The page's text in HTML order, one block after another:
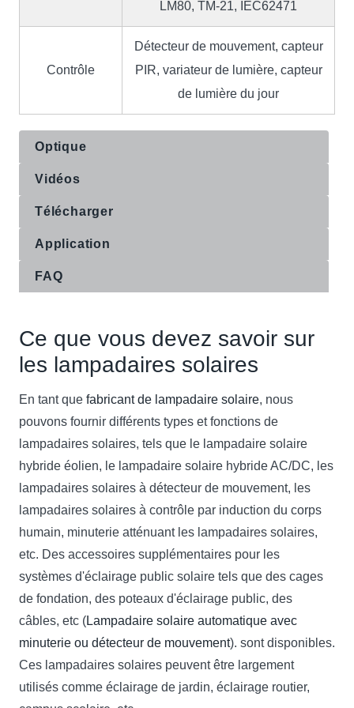
LM80, TM-21, IEC62471
Contrôle
Détecteur de mouvement, capteur
PIR, variateur de lumière, capteur
de lumière du jour
Optique
Vidéos
Télécharger
Application
FAQ
Ce que vous devez savoir sur
les lampadaires solaires
En tant que fabricant de lampadaire solaire, nous
pouvons fournir différents types et fonctions de
lampadaires solaires, tels que le lampadaire solaire
hybride éolien, le lampadaire solaire hybride AC/DC, les
lampadaires solaires à détecteur de mouvement, les
lampadaires solaires à contrôle par induction du corps
humain, minuterie atténuant les lampadaires solaires,
etc. Des accessoires supplémentaires pour les
systèmes d'éclairage public solaire tels que des cages
de fondation, des poteaux d'éclairage public, des
câbles, etc (Lampadaire solaire automatique avec
minuterie ou détecteur de mouvement). sont disponibles.
Ces lampadaires solaires peuvent être largement
utilisés comme éclairage de jardin, éclairage routier,